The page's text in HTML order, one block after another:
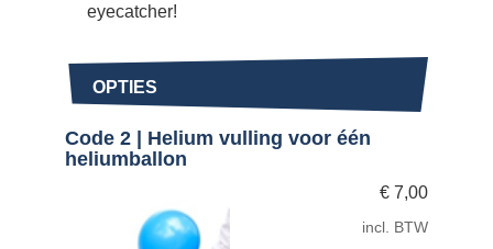
eyecatcher!
OPTIES
Code 2 | Helium vulling voor één
heliumballon
€ 7,00
incl. BTW